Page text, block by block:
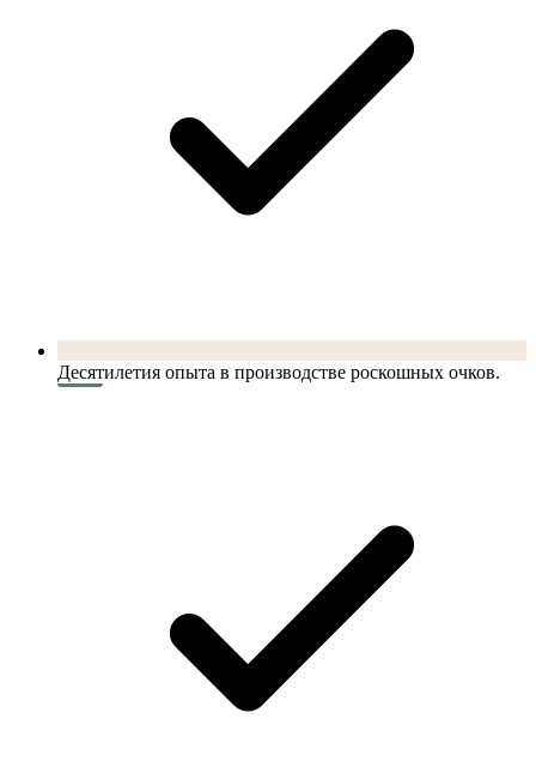
Десятилетия опыта в производстве роскошных очков.